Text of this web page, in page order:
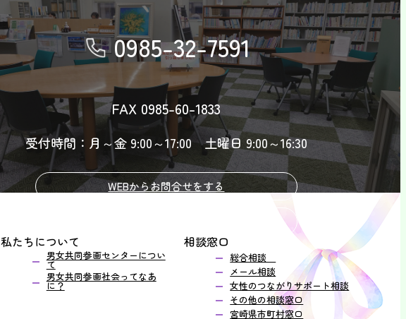
0985-32-7591
FAX 0985-60-1833
受付時間：月～金 9:00～17:00 土曜日 9:00～16:30
WEBからお問合せをする
私たちについて
男女共同参画センターについ
て
男女共同参画社会ってなあ
に？
相談窓口
総合相談
メール相談
女性のつながりサポート相談
その他の相談窓口
宮崎県市町村窓口